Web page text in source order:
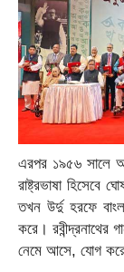
এরপর ১৯৫৬ সালে
রাষ্ট্রভাষা হিসেবে
তখন উর্দু হরফে
করে। রবীন্দ্রনাথের
নেমে আসে, যোগ